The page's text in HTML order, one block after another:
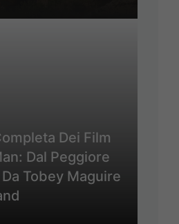
Dei Film
Dal Peggiore
Tobey Maguire